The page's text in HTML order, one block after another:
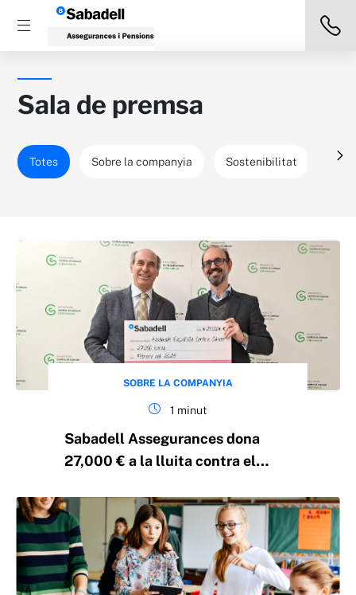
Sala de premsa
Totes Sobre la companyia Sostenibilitat
SOBRE LA COMPANYIA
1 minut
Sabadell Assegurances dona
27,000 € a la lluita contra el